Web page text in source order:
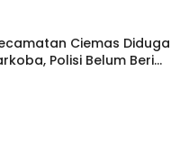
Ciemas Diduga
Polisi Belum Beri